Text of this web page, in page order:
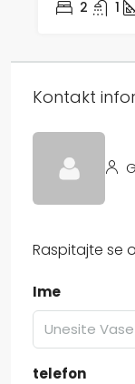
2 1
Kontakt
Raspitajte se
Ime
telefon